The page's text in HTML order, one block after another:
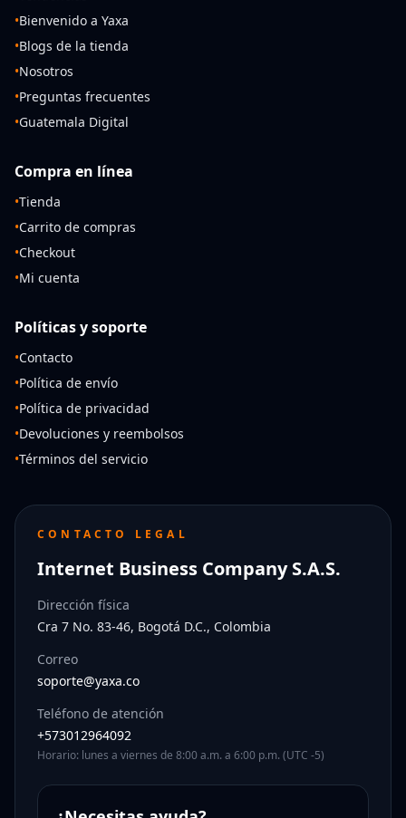
•Bienvenido a Yaxa
•Blogs de la tienda
•Nosotros
•Preguntas frecuentes
•Guatemala Digital
Compra en línea
•Tienda
•Carrito de compras
•Checkout
•Mi cuenta
Políticas y soporte
•Contacto
•Política de envío
•Política de privacidad
•Devoluciones y reembolsos
•Términos del servicio
CONTACTO LEGAL
Internet Business Company S.A.S.
Dirección física
Cra 7 No. 83-46, Bogotá D.C., Colombia
Correo
soporte@yaxa.co
Teléfono de atención
+573012964092
Horario: lunes a viernes de 8:00 a.m. a 6:00 p.m. (UTC -5)